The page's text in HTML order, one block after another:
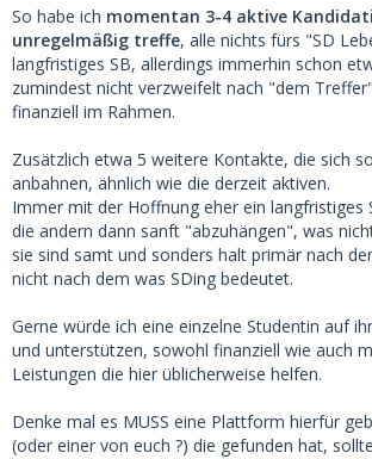
So habe ich momentan 3-4 aktive
unregelmäßig treffe, alle nichts fürs "SD
langfristiges SB, allerdings immerhin schon
zumindest nicht verzweifelt nach "dem
finanziell im Rahmen.
Zusätzlich etwa 5 weitere Kontakte, die sich
anbahnen, ähnlich wie die derzeit aktiven.
Immer mit der Hoffnung eher ein langfristiges
die andern dann sanft "abzuhängen", was
sie sind samt und sonders halt primär nach
nicht nach dem was SDing bedeutet.
Gerne würde ich eine einzelne Studentin auf
und unterstützen, sowohl finanziell wie auch
Leistungen die hier üblicherweise helfen.
Denke mal es MUSS eine Plattform hierfür
(oder einer von euch ?) die gefunden hat,